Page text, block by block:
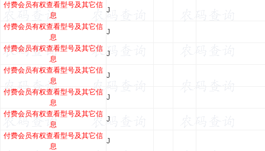
付费会员有权查看型号及其它信
息
J
付费会员有权查看型号及其它信
息
J
付费会员有权查看型号及其它信
息
J
付费会员有权查看型号及其它信
息
J
付费会员有权查看型号及其它信
息
J
付费会员有权查看型号及其它信
息
J
付费会员有权查看型号及其它信
息
J